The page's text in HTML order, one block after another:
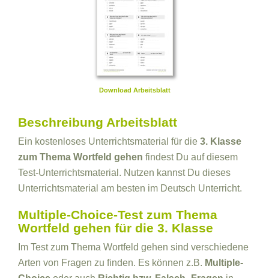
Download Arbeitsblatt
Beschreibung Arbeitsblatt
Ein kostenloses Unterrichtsmaterial für die 3. Klasse
zum Thema Wortfeld gehen findest Du auf diesem
Test-Unterrichtsmaterial. Nutzen kannst Du dieses
Unterrichtsmaterial am besten im Deutsch Unterricht.
Multiple-Choice-Test zum Thema
Wortfeld gehen für die 3. Klasse
Im Test zum Thema Wortfeld gehen sind verschiedene
Arten von Fragen zu finden. Es können z.B. Multiple-